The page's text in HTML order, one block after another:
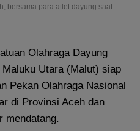
bersama para atlet dayung saat
Olahraga Dayung
Utara (Malut) siap
Pekan Olahraga Nasional
di Provinsi Aceh dan
mendatang.